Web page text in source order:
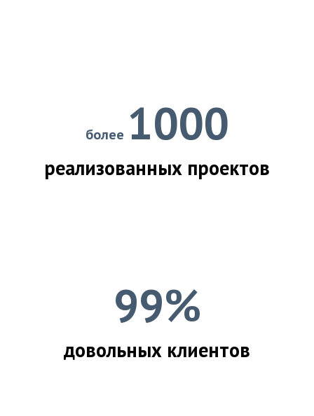
более 1000
реализованных проектов
99%
довольных клиентов